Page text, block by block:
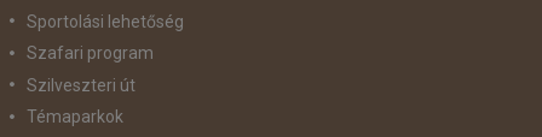
Sportolási lehetőség
Szafari program
Szilveszteri út
Témaparkok